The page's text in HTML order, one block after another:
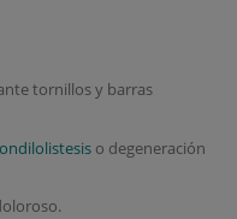
tornillos y barras
o degeneración